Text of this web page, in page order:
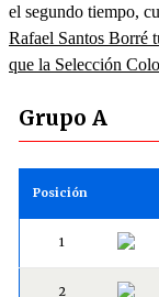
el segundo tiempo,
Rafael Santos Borré
que la Selección